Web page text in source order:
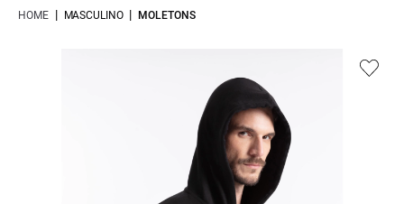
HOME | MASCULINO | MOLETONS